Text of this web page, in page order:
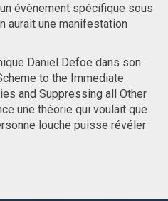
évènement spécifique sous
aurait une manifestation
Daniel Defoe dans son
to the Immediate
and Suppressing all Other
une théorie qui voulait que
louche puisse révéler